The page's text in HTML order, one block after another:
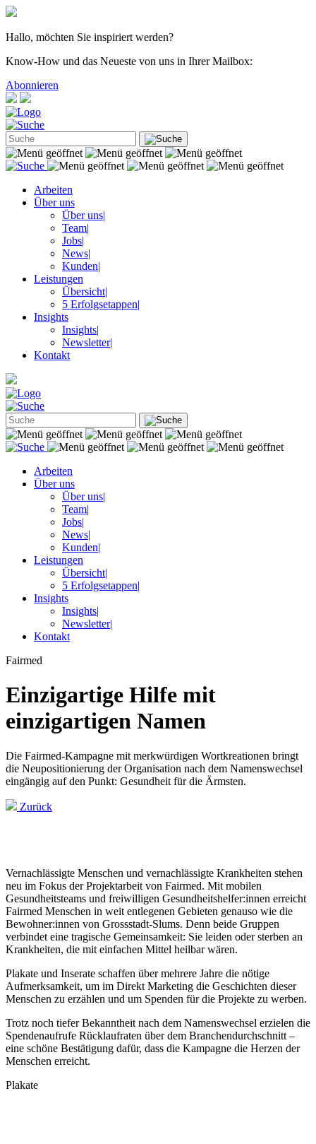
Hallo, möchten Sie inspiriert werden?
Know-How und das Neueste von uns in Ihrer Mailbox:
Abonnieren
Arbeiten
Über uns
Über uns|
Team|
Jobs|
News|
Kunden|
Leistungen
Übersicht|
5 Erfolgsetappen|
Insights
Insights|
Newsletter|
Kontakt
Arbeiten
Über uns
Über uns|
Team|
Jobs|
News|
Kunden|
Leistungen
Übersicht|
5 Erfolgsetappen|
Insights
Insights|
Newsletter|
Kontakt
Fairmed
Einzigartige Hilfe mit
einzigartigen Namen
Die Fairmed-Kampagne mit merkwürdigen Wortkreationen bringt
die Neupositionierung der Organisation nach dem Namenswechsel
eingängig auf den Punkt: Gesundheit für die Ärmsten.
Zurück
Vernachlässigte Menschen und vernachlässigte Krankheiten stehen
neu im Fokus der Projektarbeit von Fairmed. Mit mobilen
Gesundheitsteams und freiwilligen Gesundheitshelfer:innen erreicht
Fairmed Menschen in weit entlegenen Gebieten genauso wie die
Bewohner:innen von Grossstadt-Slums. Denn beide Gruppen
verbindet eine tragische Gemeinsamkeit: Sie leiden oder sterben an
Krankheiten, die mit einfachen Mittel heilbar wären.
Plakate und Inserate schaffen über mehrere Jahre die nötige
Aufmerksamkeit, um im Direkt Marketing die Geschichten dieser
Menschen zu erzählen und um Spenden für die Projekte zu werben.
Trotz noch tiefer Bekanntheit nach dem Namenswechsel erzielen die
Spendenaufrufe Rücklaufraten über dem Branchendurchschnitt –
eine schöne Bestätigung dafür, dass die Kampagne die Herzen der
Menschen erreicht.
Plakate